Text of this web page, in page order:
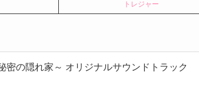
トレジャー
密の隠れ家～ オリジナルサウンドトラック